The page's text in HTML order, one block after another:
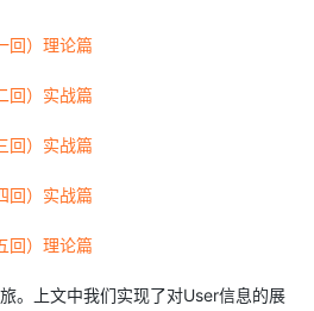
回）理论篇
回）实战篇
回）实战篇
回）实战篇
回）理论篇
。上文中我们实现了对User信息的展